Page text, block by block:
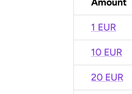
Amount
1 EUR
10 EUR
20 EUR